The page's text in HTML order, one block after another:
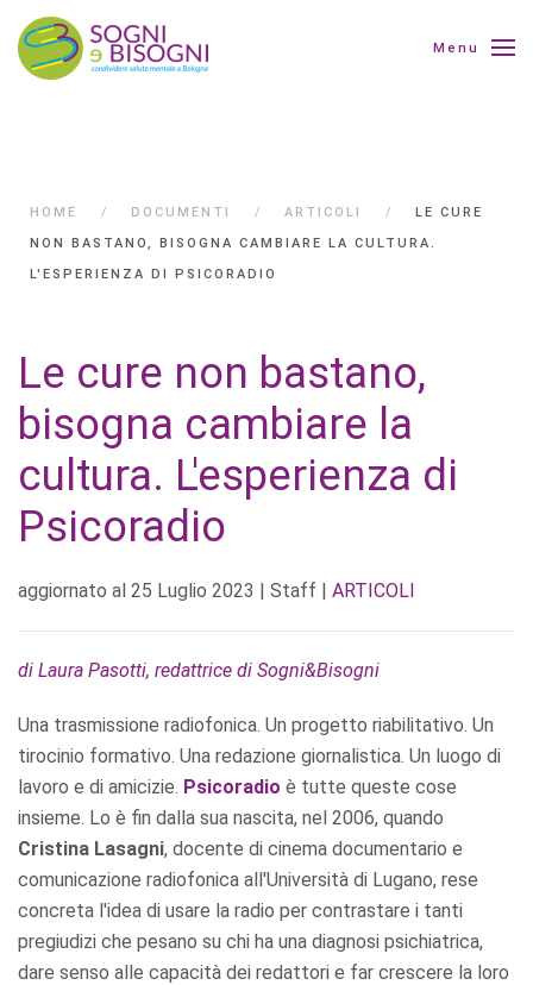
Menu
HOME DOCUMENTI ARTICOLI
LE CURE
NON BASTANO, BISOGNA CAMBIARE LA CULTURA.
L'ESPERIENZA DI PSICORADIO
Le cure non bastano,
bisogna cambiare la
cultura. L'esperienza di
Psicoradio
aggiornato al 25 Luglio 2023 | Staff | ARTICOLI
di Laura Pasotti, redattrice di Sogni&Bisogni
Una trasmissione radiofonica. Un progetto riabilitativo. Un
tirocinio formativo. Una redazione giornalistica. Un luogo di
lavoro e di amicizie. Psicoradio è tutte queste cose
insieme. Lo è fin dalla sua nascita, nel 2006, quando
Cristina Lasagni, docente di cinema documentario e
comunicazione radiofonica all'Università di Lugano, rese
concreta l'idea di usare la radio per contrastare i tanti
pregiudizi che pesano su chi ha una diagnosi psichiatrica,
dare senso alle capacità dei redattori e far crescere la loro